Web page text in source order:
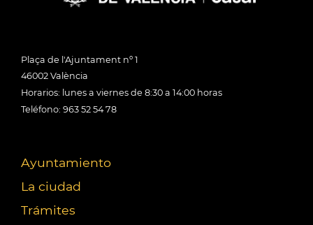
Plaça de l'Ajuntament nº 1
46002 València
Horarios: lunes a viernes de 8:30 a 14:00 horas
Teléfono: 963 52 54 78
Ayuntamiento
La ciudad
Trámites